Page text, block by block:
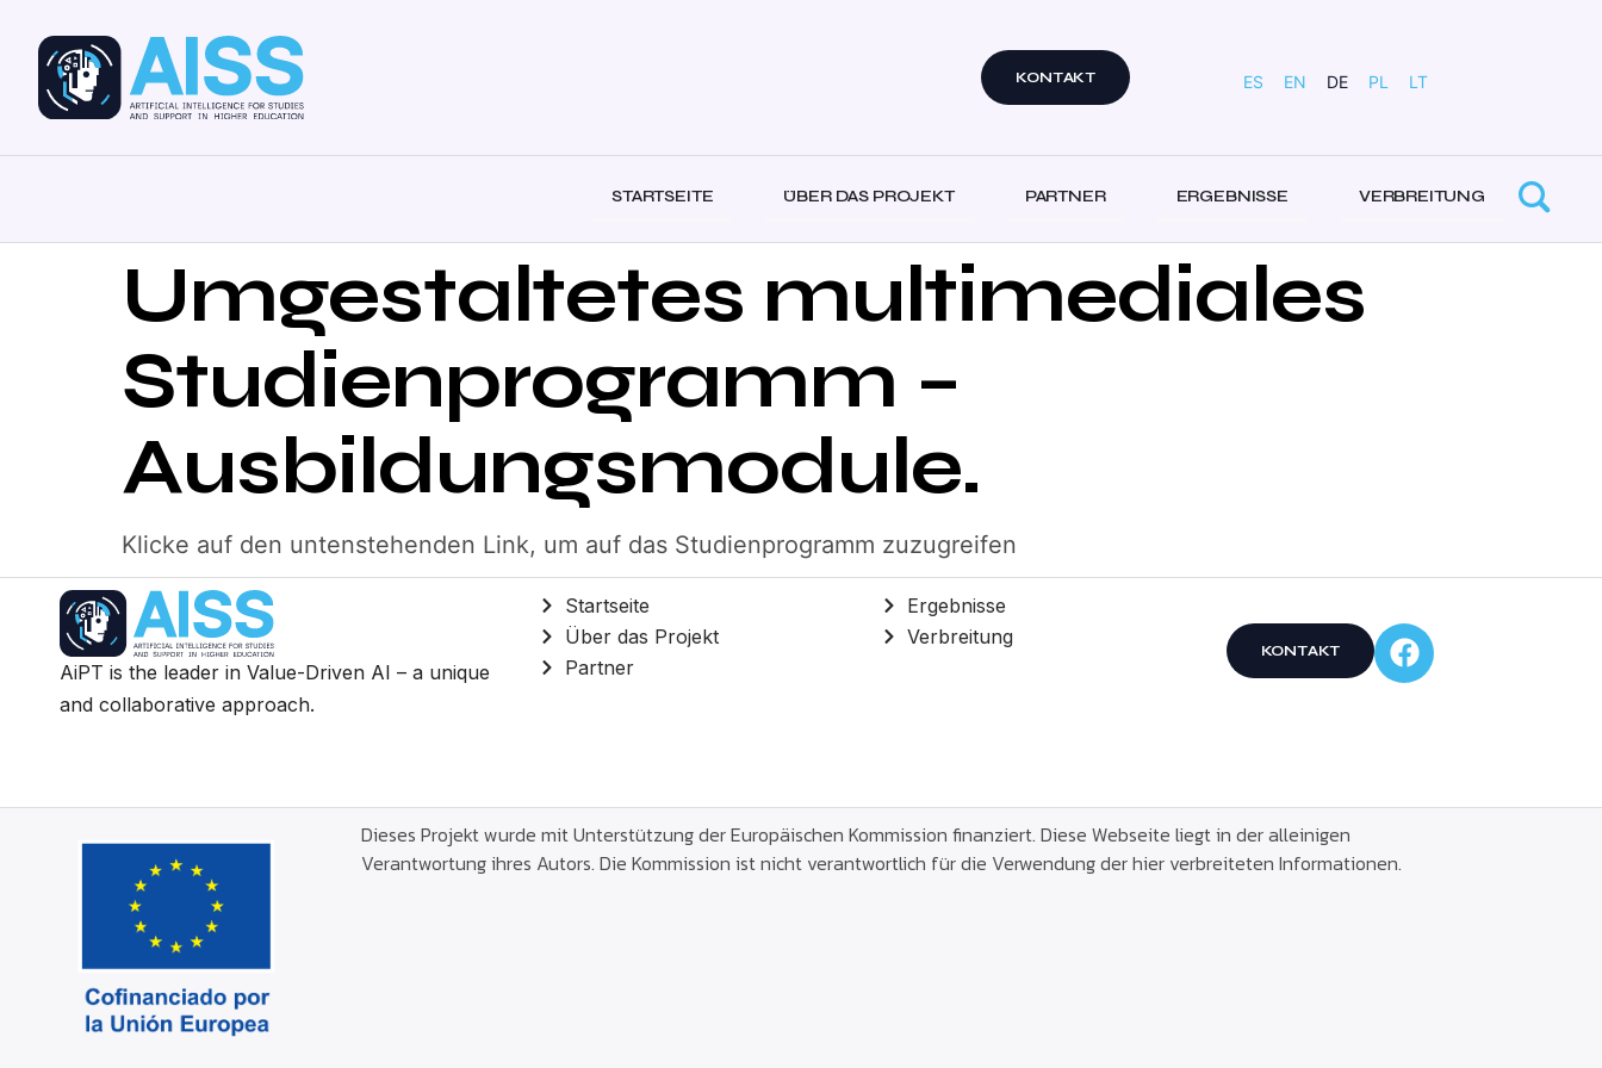
KONTAKT ES EN DE PL LT
STARTSEITE ÜBER DAS PROJEKT PARTNER ERGEBNISSE VERBREITUNG
Umgestaltetes multimediales
Studienprogramm –
Ausbildungsmodule.
Klicke auf den untenstehenden Link, um auf das Studienprogramm zuzugreifen
AiPT is the leader in Value-Driven AI – a unique
and collaborative approach.
Startseite
Über das Projekt
Partner
Ergebnisse
Verbreitung
KONTAKT
Dieses Projekt wurde mit Unterstützung der Europäischen Kommission finanziert. Diese Webseite liegt in der alleinigen
Verantwortung ihres Autors. Die Kommission ist nicht verantwortlich für die Verwendung der hier verbreiteten Informationen.